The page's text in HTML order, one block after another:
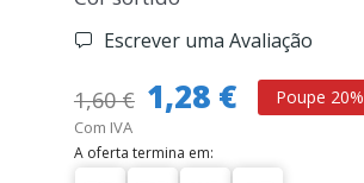
Escrever uma Avaliação
1,60 € 1,28 € Poupe 20%
Com IVA
A oferta termina em: